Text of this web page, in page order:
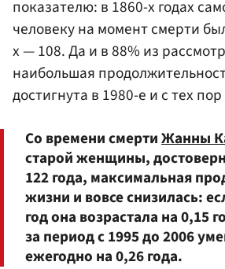
показателю: в 1860-х годах
человеку на момент смерти
х — 108. Да и в 88% из
наибольшая
достигнута в 1980-е и с тех
Со времени смертиЖанны
старой женщины,
122 года, максимальная
жизни и вовсе снизилась:
год она возрастала на 0,15
за период с 1995 до 2006
ежегодно на 0,26 года.